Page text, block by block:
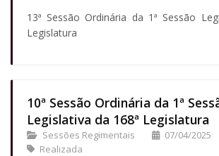
13ª Sessão Ordinária da 1ª Sessão
Legislatura
10ª Sessão Ordinária da 1ª
Legislativa da 168ª Legislatura
Sessões Regimentais 07/04/2025
Realizada